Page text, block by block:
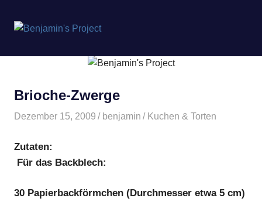
springen
Project
Brioche-Zwerge
Dezember 15, 2009 benjamin Kuchen & Torten
Zutaten:
Für das Backblech:
30 Papierbackförmchen (Durchmesser etwa 5 cm)